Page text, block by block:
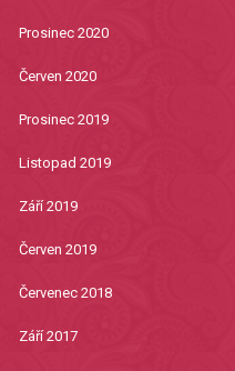
Prosinec 2020
Červen 2020
Prosinec 2019
Listopad 2019
Září 2019
Červen 2019
Červenec 2018
Září 2017